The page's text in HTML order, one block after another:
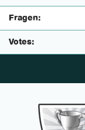
Fragen:
Votes: